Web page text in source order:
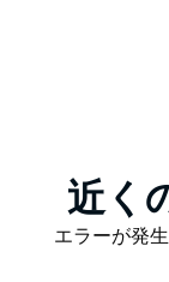
Product
List
近く
Product
エラーが発